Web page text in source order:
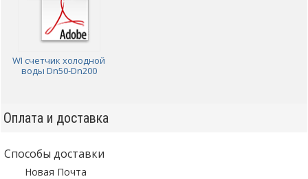
WI счетчик холодной
воды Dn50-Dn200
Оплата и доставка
Способы доставки
Новая Почта